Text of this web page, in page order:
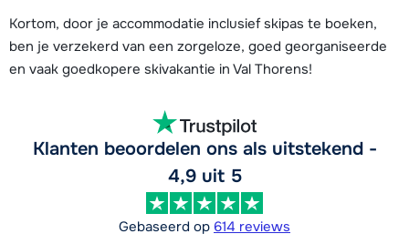
Kortom, door je accommodatie inclusief skipas te boeken,
ben je verzekerd van een zorgeloze, goed georganiseerde
en vaak goedkopere skivakantie in Val Thorens!
Klanten beoordelen ons als uitstekend -
4,9 uit 5
Gebaseerd op 614 reviews